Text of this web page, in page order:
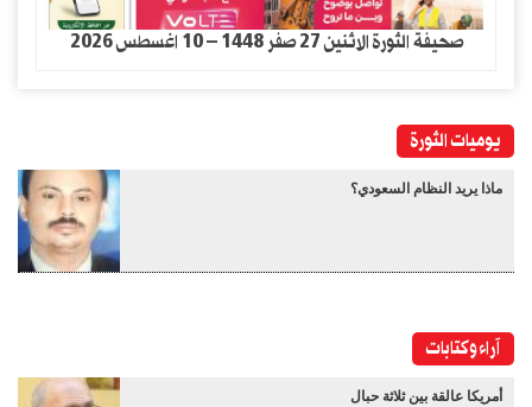
صحيفة الثورة الاثنين 27 صفر 1448 – 10 اغسطس 2026
يوميات الثورة
ماذا يريد النظام السعودي؟
آراء وكتابات
أمريكا عالقة بين ثلاثة حبال